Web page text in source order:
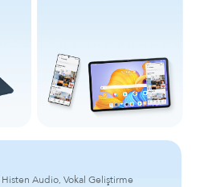
Audio, Vokal Geliştirme